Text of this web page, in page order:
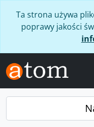
Ta strona używa
poprawy jakości